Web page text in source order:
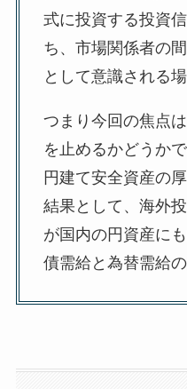
式に投資する投資
ち、市場関係者の
として意識される
つまり今回の焦点
を止めるかどうか
円建て安全資産の
結果として、海外
が国内の円資産に
債需給と為替需給